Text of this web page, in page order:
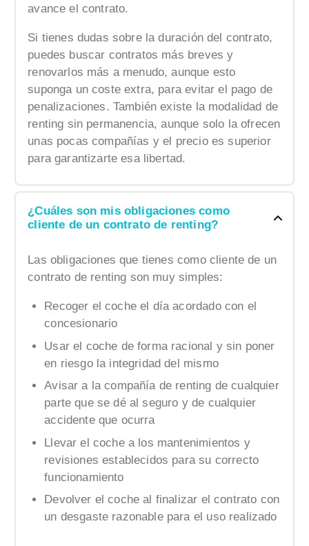
avance el contrato.
Si tienes dudas sobre la duración del contrato,
puedes buscar contratos más breves y
renovarlos más a menudo, aunque esto
suponga un coste extra, para evitar el pago de
penalizaciones. También existe la modalidad de
renting sin permanencia, aunque solo la ofrecen
unas pocas compañías y el precio es superior
para garantizarte esa libertad.
¿Cuáles son mis obligaciones como
cliente de un contrato de renting?
Las obligaciones que tienes como cliente de un
contrato de renting son muy simples:
Recoger el coche el día acordado con el
concesionario
Usar el coche de forma racional y sin poner
en riesgo la integridad del mismo
Avisar a la compañía de renting de cualquier
parte que se dé al seguro y de cualquier
accidente que ocurra
Llevar el coche a los mantenimientos y
revisiones establecidos para su correcto
funcionamiento
Devolver el coche al finalizar el contrato con
un desgaste razonable para el uso realizado